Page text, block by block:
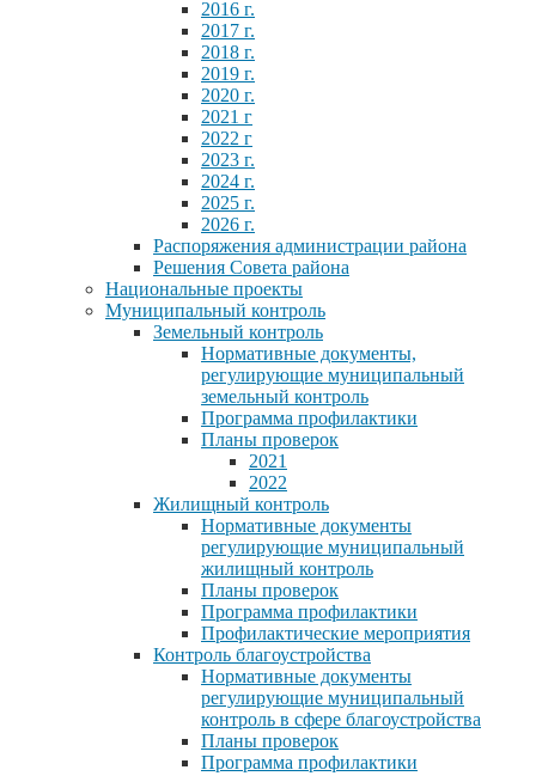
2016 г.
2017 г.
2018 г.
2019 г.
2020 г.
2021 г
2022 г
2023 г.
2024 г.
2025 г.
2026 г.
Распоряжения администрации района
Решения Совета района
Национальные проекты
Муниципальный контроль
Земельный контроль
Нормативные документы,
регулирующие муниципальный
земельный контроль
Программа профилактики
Планы проверок
2021
2022
Жилищный контроль
Нормативные документы
регулирующие муниципальный
жилищный контроль
Планы проверок
Программа профилактики
Профилактические мероприятия
Контроль благоустройства
Нормативные документы
регулирующие муниципальный
контроль в сфере благоустройства
Планы проверок
Программа профилактики